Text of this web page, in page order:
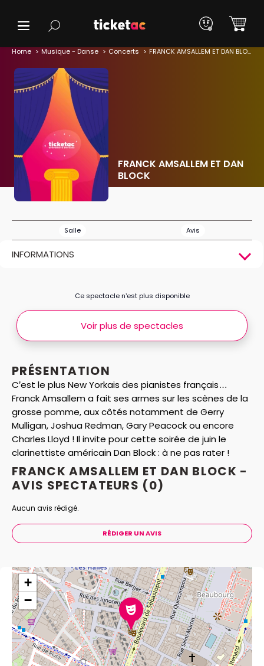
Home Musique - Danse Concerts FRANCK AMSALLEM ET DAN BLOCK
FRANCK AMSALLEM ET DAN
BLOCK
Salle Avis
INFORMATIONS
PRÉSENTATION
C’est le plus New Yorkais des pianistes français…
Franck Amsallem a fait ses armes sur les scènes de la
grosse pomme, aux côtés notamment de Gerry
Mulligan, Joshua Redman, Gary Peacock ou encore
Charles Lloyd ! Il invite pour cette soirée de juin le
clarinettiste américain Dan Block : à ne pas rater !
Ce spectacle n’est plus disponible
Voir plus de spectacles
FRANCK AMSALLEM ET DAN BLOCK -
AVIS SPECTATEURS (0)
Aucun avis rédigé.
RÉDIGER UN AVIS
+
−